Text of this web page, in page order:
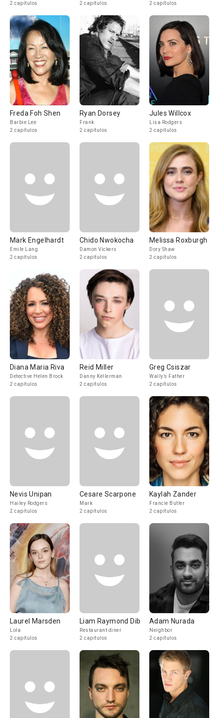
2 capítulos
2 capítulos
2 capítulos
Freda Foh Shen
Barbie Lee
2 capítulos
Ryan Dorsey
Frank
2 capítulos
Jules Willcox
Lisa Rodgers
2 capítulos
Mark Engelhardt
Emile Lang
2 capítulos
Chido Nwokocha
Damon Vickers
2 capítulos
Melissa Roxburgh
Dory Shaw
2 capítulos
Diana Maria Riva
Detective Helen Brock
2 capítulos
Reid Miller
Danny Kellerman
2 capítulos
Greg Csiszar
Wally’s Father
2 capítulos
Nevis Unipan
Hailey Rodgers
2 capítulos
Cesare Scarpone
Mark
2 capítulos
Kaylah Zander
Francie Butler
2 capítulos
Laurel Marsden
Lola
2 capítulos
Liam Raymond Dib
Restaurant diner
2 capítulos
Adam Nurada
Neighbor
2 capítulos